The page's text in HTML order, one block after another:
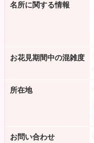
名所に関する情報
お花見期間中の混雑度
所在地
お問い合わせ